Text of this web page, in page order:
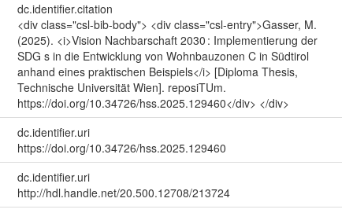
dc.identifier.citation
<div class="csl-bib-body"> <div class="csl-entry">Gasser, M.
(2025). <i>Vision Nachbarschaft 2030 : Implementierung der
SDG s in die Entwicklung von Wohnbauzonen C in Südtirol
anhand eines praktischen Beispiels</i> [Diploma Thesis,
Technische Universität Wien]. reposiTUm.
https://doi.org/10.34726/hss.2025.129460</div> </div>
dc.identifier.uri
https://doi.org/10.34726/hss.2025.129460
dc.identifier.uri
http://hdl.handle.net/20.500.12708/213724